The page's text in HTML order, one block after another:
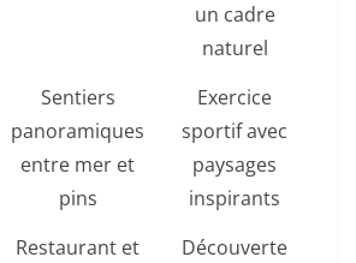
un cadre
naturel
Sentiers
panoramiques
entre mer et
pins
Exercice
sportif avec
paysages
inspirants
Restaurant et
Découverte